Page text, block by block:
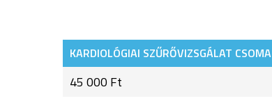
KARDIOLÓGIAI SZŰRŐVIZSGÁLAT CSOMA
45 000 Ft